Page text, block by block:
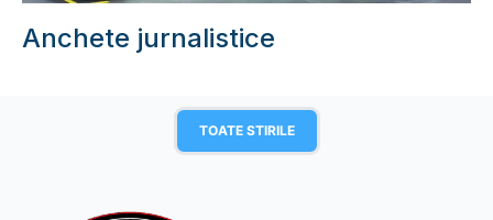
Anchete jurnalistice
TOATE STIRILE